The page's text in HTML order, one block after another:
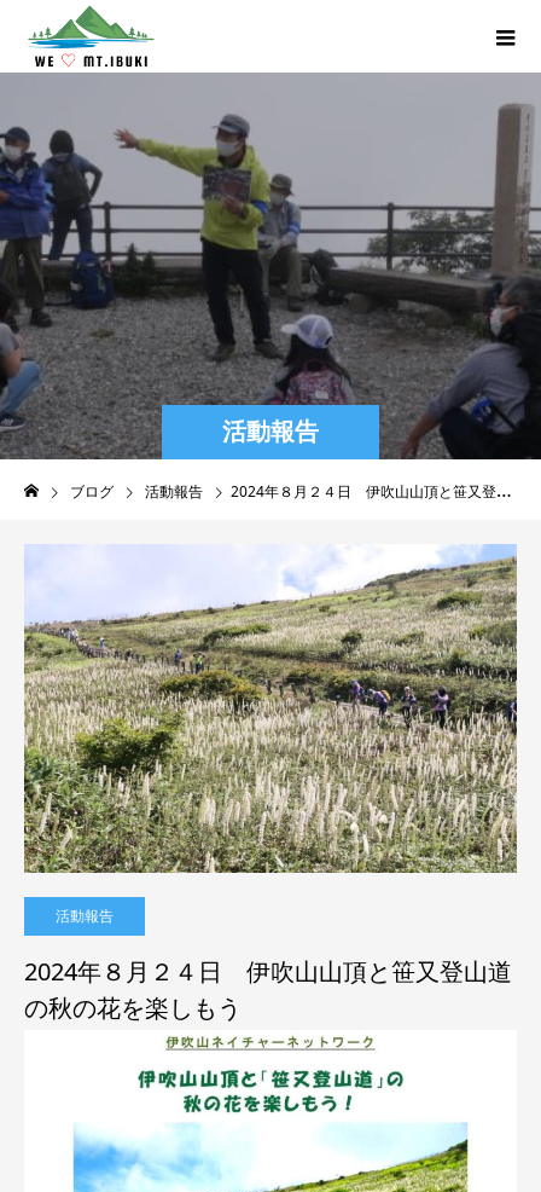
活動報告
ブログ 活動報告 2024年８月２４日 伊吹山山頂と笹又登山道の秋の花を楽しもう
活動報告
2024年８月２４日 伊吹山山頂と笹又登山道
の秋の花を楽しもう